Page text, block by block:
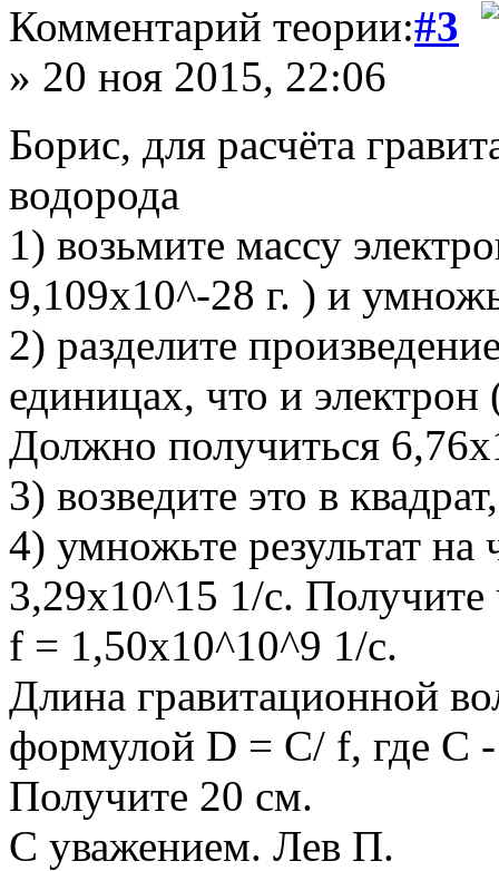
Комментарий теории:#3
» 20 ноя 2015, 22:06
Борис, для расчёта
водорода
1) возьмите массу
9,109х10^-28 г. ) и
2) разделите
единицах, что и
Должно получиться
3) возведите это в
4) умножьте результат на
3,29х10^15 1/с. Получите
f = 1,50x10^10^9 1/с.
Длина гравитационной
формулой D = C/ f, где С -
Получите 20 см.
С уважением. Лев П.